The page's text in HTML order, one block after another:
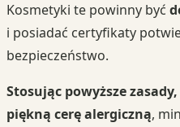
Kosmetyki te powinny być
i posiadać certyfikaty
bezpieczeństwo.
Stosując powyższe
piękną cerę alergiczną,